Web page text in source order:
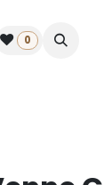
Händler
0